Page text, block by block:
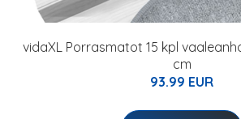
vidaXL Porrasmatot 15 kpl
cm
93.99 EUR